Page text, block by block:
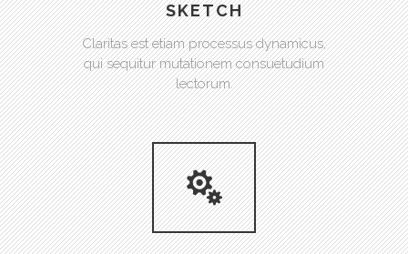
SKETCH
Claritas est etiam processus dynamicus,
qui sequitur mutationem consuetudium
lectorum.